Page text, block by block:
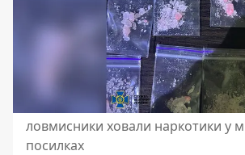
ловмисники ховали наркотики у
посилках